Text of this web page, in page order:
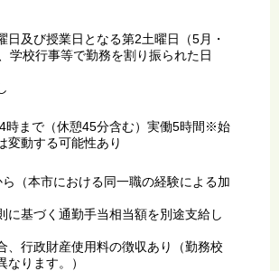
日及び授業日となる第2土曜日（5月・
学校行事等で勤務を割り振られた日
時まで（休憩45分含む）実働5時間※始
変動する可能性あり
（本市における同一職の経験による加
に基づく通勤手当相当額を別途支給し
、行政財産使用料の徴収あり（勤務校
なります。）